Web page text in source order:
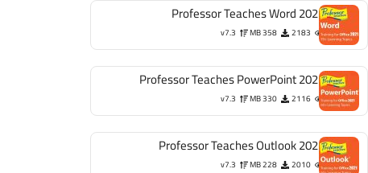
Professor Teaches Word 2021
2183
358 MB
v7.3
Professor Teaches PowerPoint 2021
2116
330 MB
v7.3
Professor Teaches Outlook 2021
2010
228 MB
v7.3